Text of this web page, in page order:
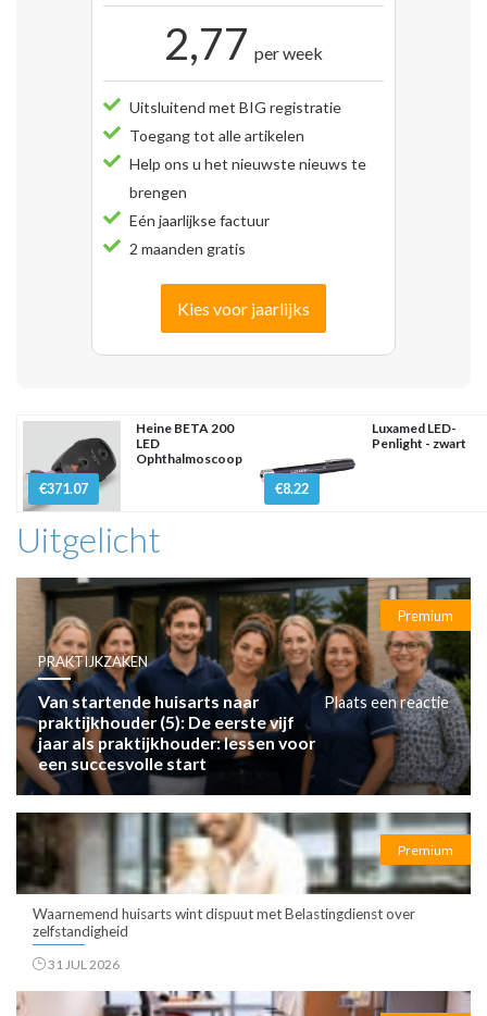
2,77 per week
Uitsluitend met BIG registratie
Toegang tot alle artikelen
Help ons u het nieuwste nieuws te
brengen
Eén jaarlijkse factuur
2 maanden gratis
Kies voor jaarlijks
€371.07
Heine BETA 200
LED
Ophthalmoscoop
€8.22
Luxamed LED-
Penlight - zwart
Uitgelicht
Premium
PRAKTIJKZAKEN
Van startende huisarts naar
praktijkhouder (5): De eerste vijf
jaar als praktijkhouder: lessen voor
een succesvolle start
Plaats een reactie
Premium
Waarnemend huisarts wint dispuut met Belastingdienst over
zelfstandigheid
31 JUL 2026